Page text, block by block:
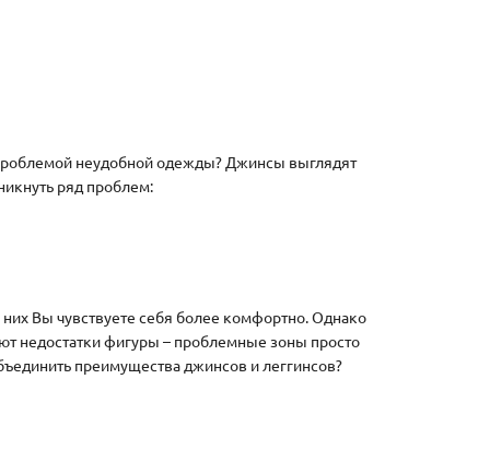
неудобной одежды? Джинсы выглядят
ряд проблем:
Вы чувствуете себя более комфортно. Однако
недостатки фигуры – проблемные зоны просто
преимущества джинсов и леггинсов?